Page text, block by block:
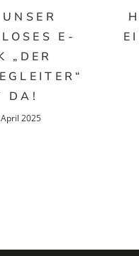
E-
„DER
DA!
2025